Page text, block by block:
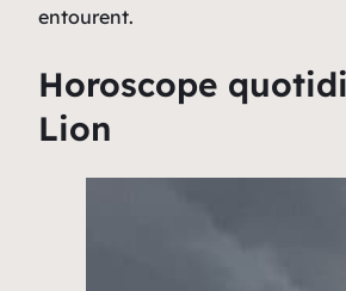
entourent.
Horoscope
Lion